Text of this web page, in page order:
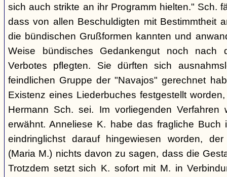
sich auch strikte an ihr Programm hielten." Sch.
dass von allen Beschuldigten mit Bestimmtheit
die bündischen Grußformen kannten und
Weise bündisches Gedankengut noch nach
Verbotes pflegten. Sie dürften sich
feindlichen Gruppe der "Navajos" gerechnet
Existenz eines Liederbuches festgestellt
Hermann Sch. sei. Im vorliegenden Verfahren
erwähnt. Anneliese K. habe das fragliche Buch
eindringlichst darauf hingewiesen worden,
(Maria M.) nichts davon zu sagen, dass die
Trotzdem setzt sich K. sofort mit M. in